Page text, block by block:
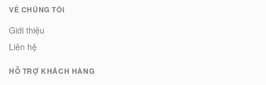
VỀ CHÚNG TÔI
Giới thiệu
Liên hệ
HỖ TRỢ KHÁCH HÀNG